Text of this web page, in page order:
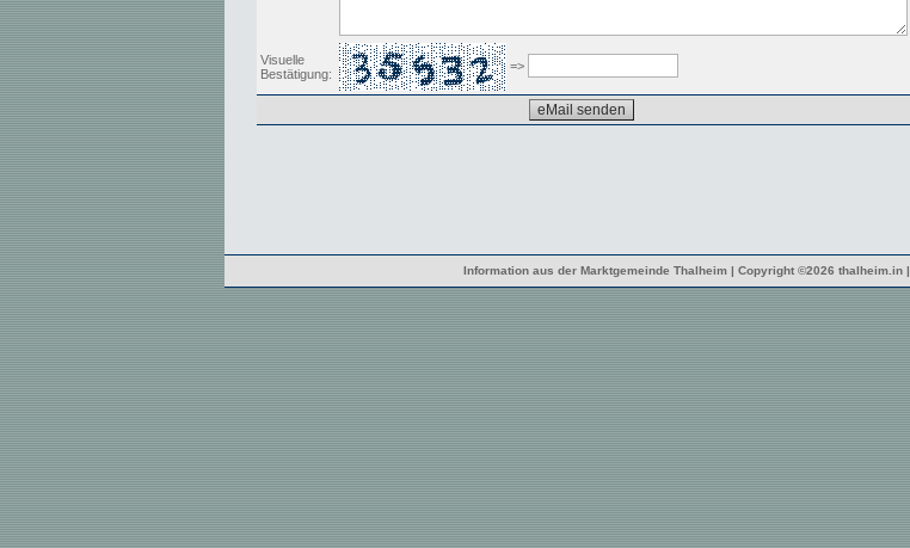
Visuelle
Bestätigung:
=>
Information aus der Marktgemeinde Thalheim | Copyright ©2026 thalheim.in |